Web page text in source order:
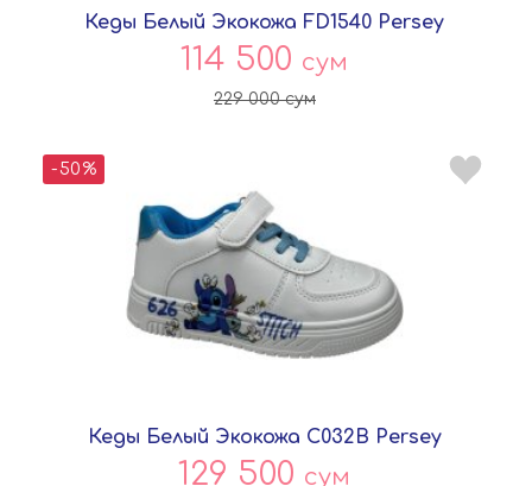
Кеды Белый Экокожа FD1540 Persey
114 500 сум
229 000сум
-50%
Кеды Белый Экокожа C032B Persey
129 500 сум